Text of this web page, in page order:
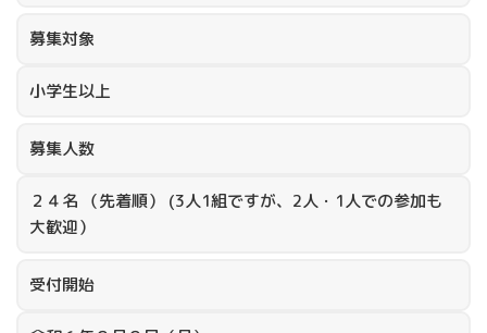
募集対象
小学生以上
募集人数
２４名 （先着順） (3人1組ですが、2人・1人での参加も
大歓迎）
受付開始